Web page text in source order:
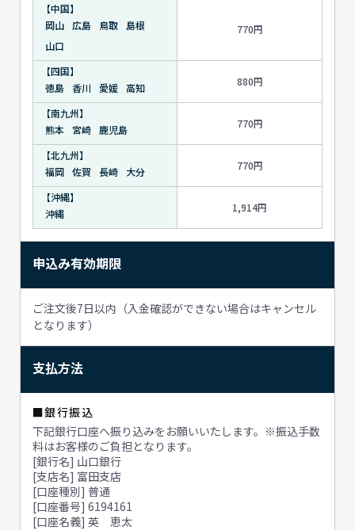
【中国】
岡山
広島 鳥取 島根
山口
770円
【四国】
徳島
香川 愛媛 高知 880円
【南九州】
熊本
宮崎 鹿児島 770円
【北九州】
福岡 佐賀 長崎 大分 770円
【沖縄】
沖縄
1,914円
申込み有効期限
ご注文後7日以内（入金確認ができない場合はキャンセル
となります）
支払方法
■銀行振込
下記銀行口座へ振り込みをお願いいたします。※振込手数
料はお客様のご負担となります。
[銀行名] 山口銀行
[支店名] 富田支店
[口座種別] 普通
[口座番号] 6194161
[口座名義] 英 恵太